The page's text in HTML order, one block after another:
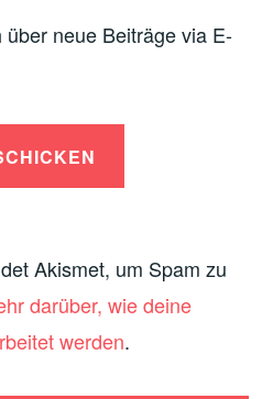
neue Beiträge via E-
Akismet, um Spam zu
darüber, wie deine
werden.